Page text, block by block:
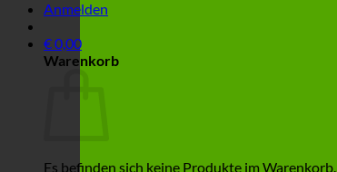
Anmelden
€0,00
Warenkorb
Es befinden sich keine Produkte im Warenkorb.